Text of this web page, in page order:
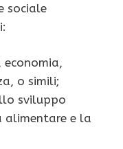
sociale
economia,
o simili;
sviluppo
alimentare e la